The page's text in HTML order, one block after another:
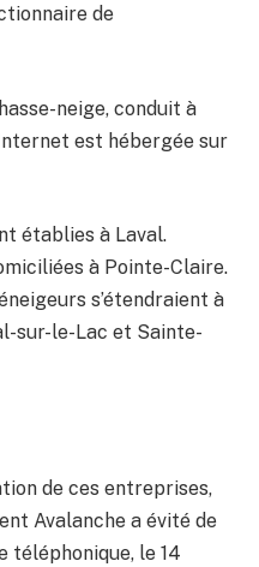
de
neige, conduit à
est hébergée sur
établies à Laval.
à Pointe-Claire.
s’étendraient à
sur-le-Lac et Sainte-
de ces entreprises,
Avalanche a évité de
téléphonique, le 14